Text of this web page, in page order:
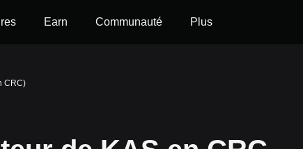
Earn Communauté Plus
CRC)